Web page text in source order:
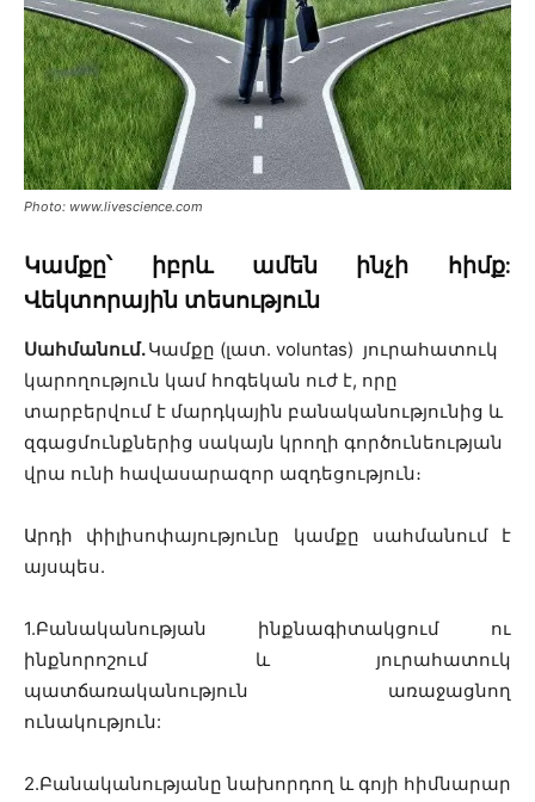
Photo: www.livescience.com
Կամքը՝ իբրև ամեն ինչի հիմք:
Վեկտորային տեսություն
Սահմանում.Կամքը (լատ. voluntas) յուրահատուկ
կարողություն կամ հոգեկան ուժ է, որը
տարբերվում է մարդկային բանականությունից և
զգացմունքներից սակայն կրողի գործունեության
վրա ունի հավասարազոր ազդեցություն։
Արդի փիլիսոփայությունը կամքը սահմանում է
այսպես.
1.Բանականության ինքնագիտակցում ու
ինքնորոշում և յուրահատուկ
պատճառականություն առաջացնող
ունակություն:
2.Բանականությանը նախորդող և գոյի հիմնարար